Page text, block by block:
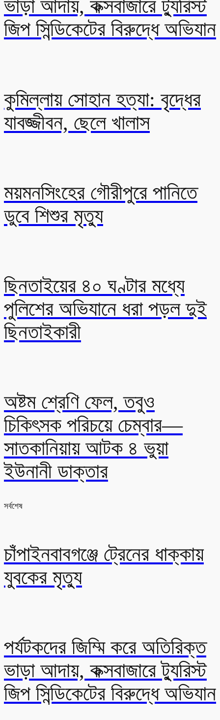
ভাড়া আদায়, কক্সবাজারে ট্যুরিস্ট
জিপ সিন্ডিকেটের বিরুদ্ধে অভিযান
কুমিল্লায় সোহান হত্যা: বৃদ্ধের
যাবজ্জীবন, ছেলে খালাস
ময়মনসিংহের গৌরীপুরে পানিতে
ডুবে শিশুর মৃত্যু
ছিনতাইয়ের ৪০ ঘণ্টার মধ্যে
পুলিশের অভিযানে ধরা পড়ল দুই
ছিনতাইকারী
অষ্টম শ্রেণি ফেল, তবুও
চিকিৎসক পরিচয়ে চেম্বার—
সাতকানিয়ায় আটক ৪ ভুয়া
ইউনানী ডাক্তার
সর্বশেষ
চাঁপাইনবাবগঞ্জে ট্রেনের ধাক্কায়
যুবকের মৃত্যু
পর্যটকদের জিম্মি করে অতিরিক্ত
ভাড়া আদায়, কক্সবাজারে ট্যুরিস্ট
জিপ সিন্ডিকেটের বিরুদ্ধে অভিযান